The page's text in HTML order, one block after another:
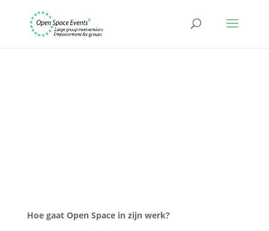
Hoe gaat Open Space in zijn werk?